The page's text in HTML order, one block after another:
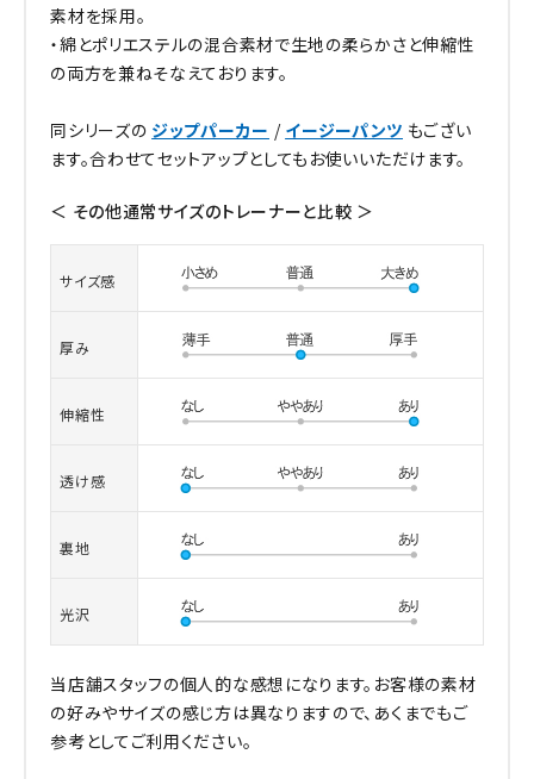
素材を採用。
・綿とポリエステルの混合素材で生地の柔らかさと伸縮性
の両方を兼ねそなえております。
同シリーズの ジップパーカー / イージーパンツ もござい
ます。合わせてセットアップとしてもお使いいただけます。
＜ その他通常サイズのトレーナーと比較 ＞
サイズ感
厚み
伸縮性
透け感
裏地
光沢
当店舗スタッフの個人的な感想になります。お客様の素材
の好みやサイズの感じ方は異なりますので、あくまでもご
参考としてご利用ください。